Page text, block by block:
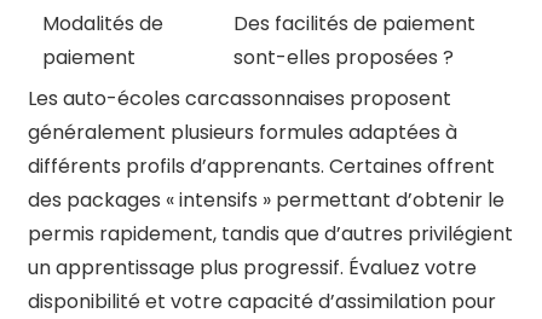
Modalités de
paiement
Des facilités de paiement
sont-elles proposées ?
Les auto-écoles carcassonnaises proposent
généralement plusieurs formules adaptées à
différents profils d’apprenants. Certaines offrent
des packages « intensifs » permettant d’obtenir le
permis rapidement, tandis que d’autres privilégient
un apprentissage plus progressif. Évaluez votre
disponibilité et votre capacité d’assimilation pour